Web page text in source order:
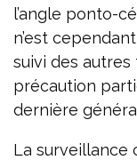
l’angle ponto-
n’est
suivi des autres
précaution
dernière
La surveillance